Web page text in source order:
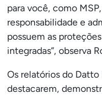
para você, como
responsabilidade e
possuem as
integradas”, observa
Os relatórios do Datto
destacarem,